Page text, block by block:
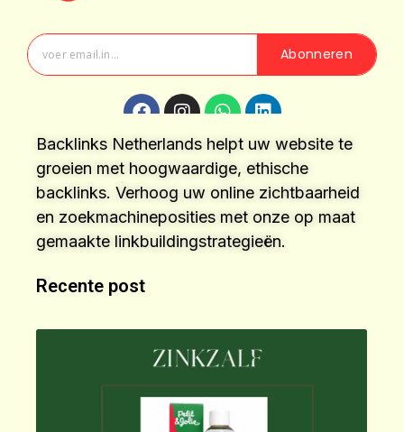
Abonneren
Backlinks Netherlands helpt uw website te
groeien met hoogwaardige, ethische
backlinks. Verhoog uw online zichtbaarheid
en zoekmachineposities met onze op maat
gemaakte linkbuildingstrategieën.
Recente post